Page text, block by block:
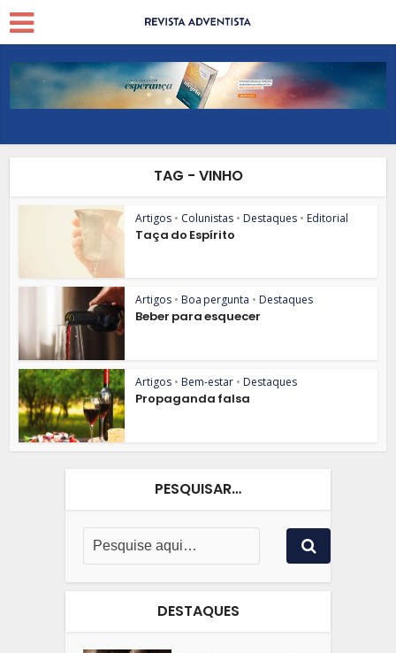
TAG - VINHO
Artigos • Colunistas • Destaques • Editorial
Taça do Espírito
Artigos • Boa pergunta • Destaques
Beber para esquecer
Artigos • Bem-estar • Destaques
Propaganda falsa
PESQUISAR…
DESTAQUES